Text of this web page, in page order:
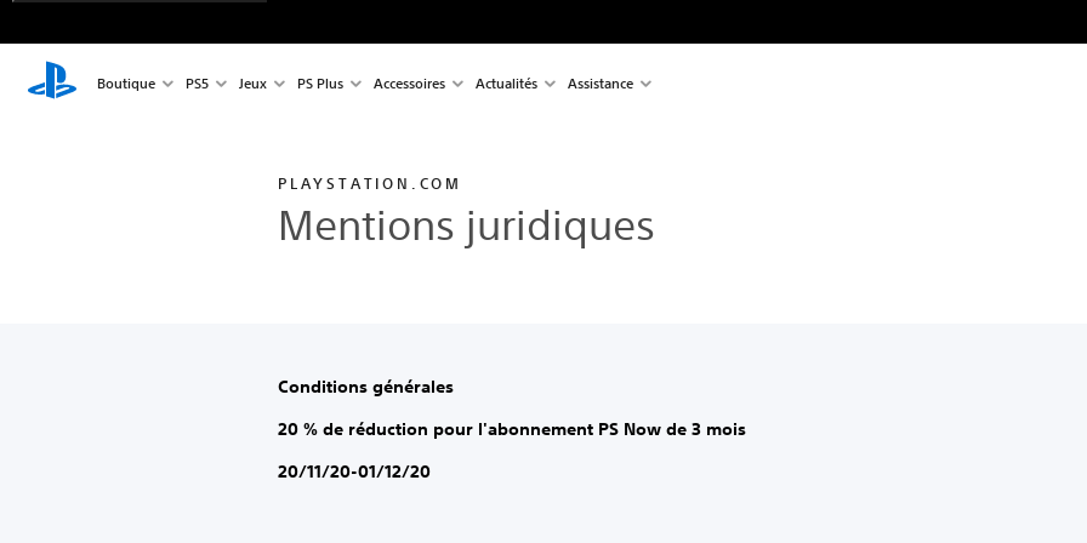
Boutique PS5 Jeux PS Plus Accessoires Actualités Assistance
PLAYSTATION.COM
Mentions juridiques
Conditions générales
20 % de réduction pour l'abonnement PS Now de 3 mois
20/11/20-01/12/20